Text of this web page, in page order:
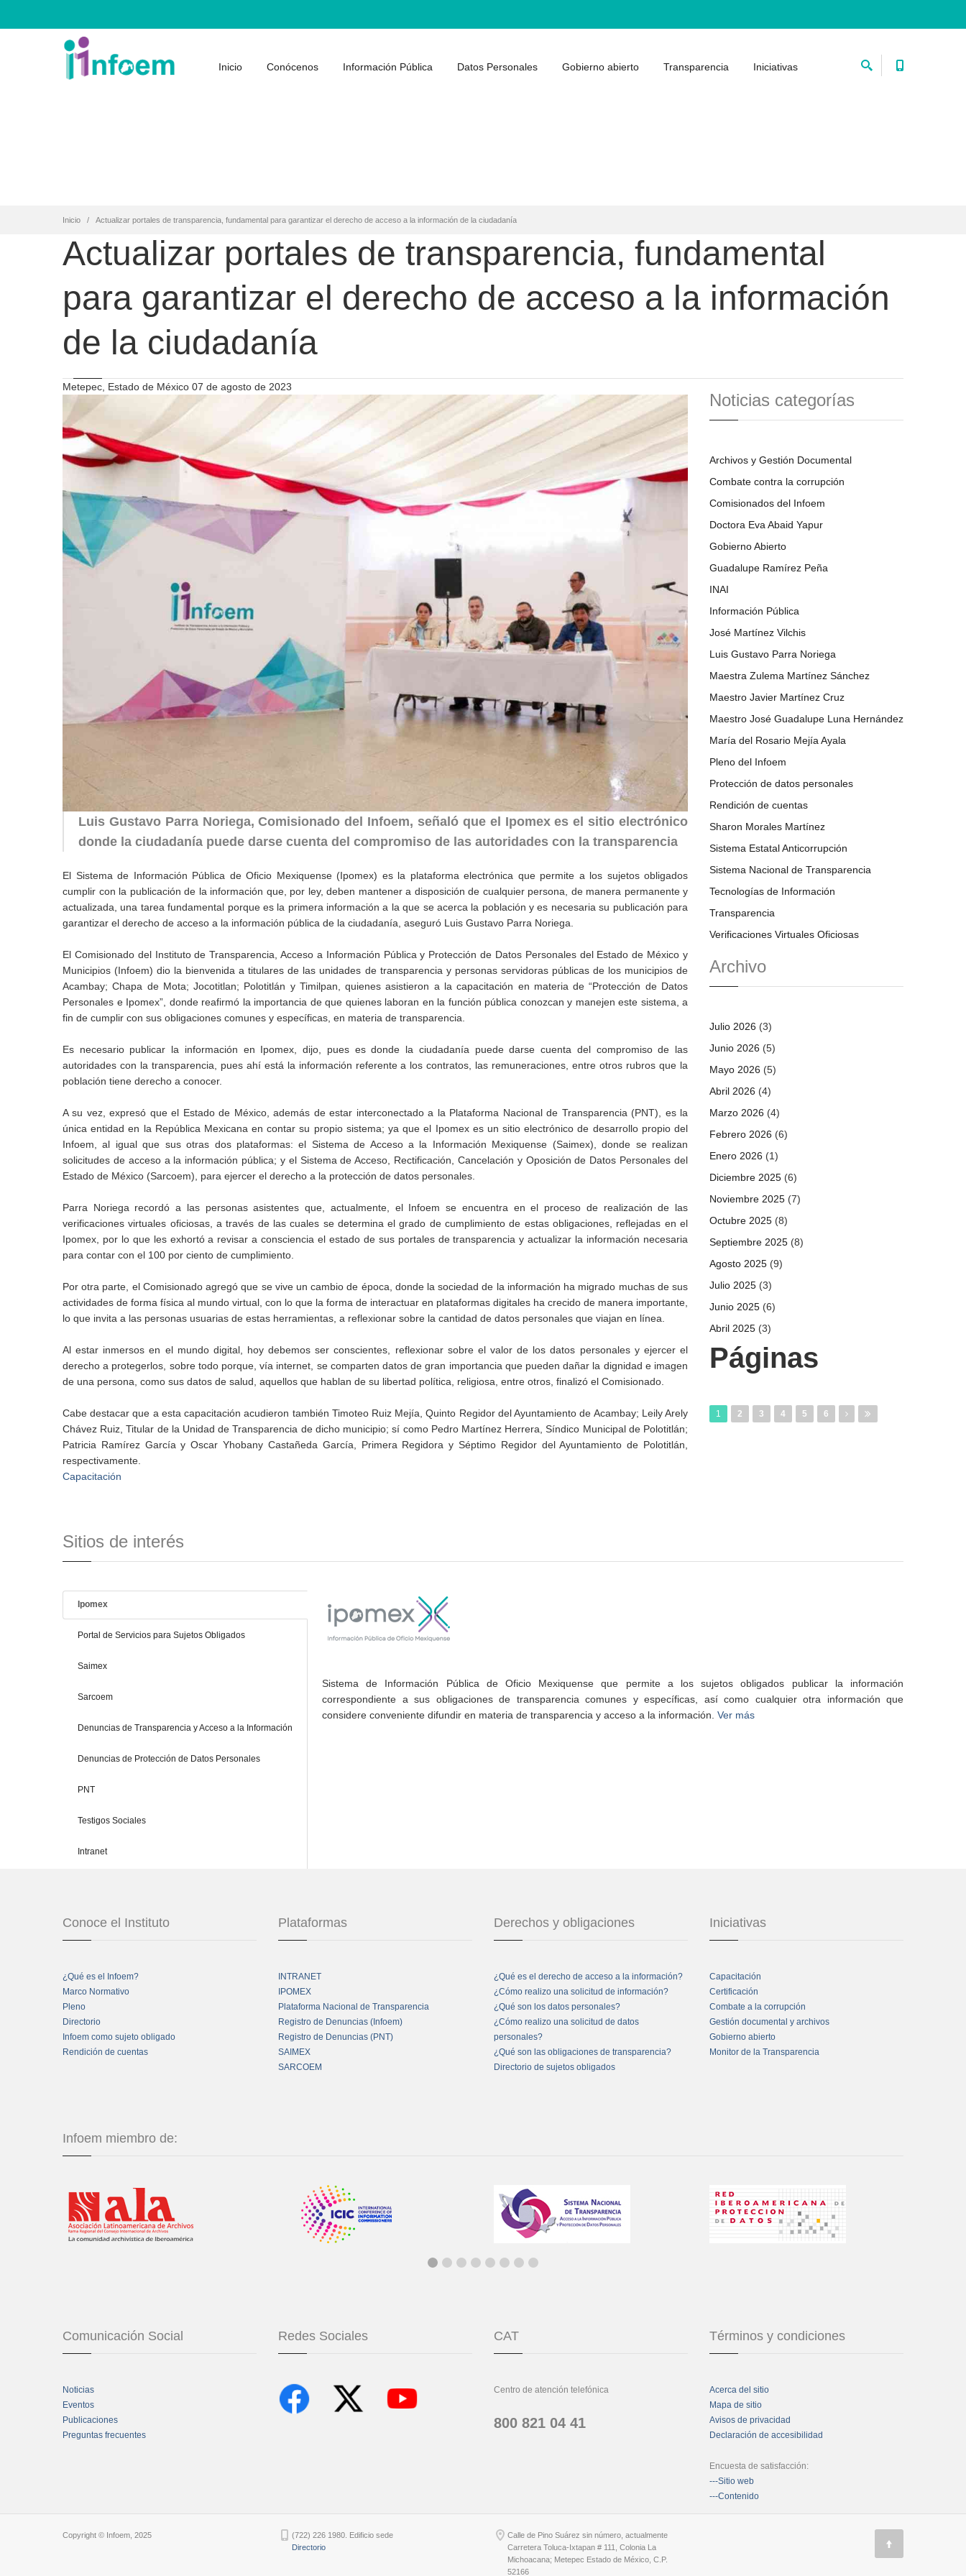
Inicio Conócenos Información Pública Datos Personales Gobierno abierto Transparencia Iniciativas
Inicio Actualizar portales de transparencia, fundamental para garantizar el derecho de acceso a la información de la ciudadanía
Actualizar portales de transparencia, fundamental
para garantizar el derecho de acceso a la información
de la ciudadanía
Metepec, Estado de México 07 de agosto de 2023
Luis Gustavo Parra Noriega, Comisionado del Infoem, señaló que el Ipomex es el sitio electrónico
donde la ciudadanía puede darse cuenta del compromiso de las autoridades con la transparencia
El Sistema de Información Pública de Oficio Mexiquense (Ipomex) es la plataforma electrónica que permite a los sujetos obligados
cumplir con la publicación de la información que, por ley, deben mantener a disposición de cualquier persona, de manera permanente y
actualizada, una tarea fundamental porque es la primera información a la que se acerca la población y es necesaria su publicación para
garantizar el derecho de acceso a la información pública de la ciudadanía, aseguró Luis Gustavo Parra Noriega.
El Comisionado del Instituto de Transparencia, Acceso a Información Pública y Protección de Datos Personales del Estado de México y
Municipios (Infoem) dio la bienvenida a titulares de las unidades de transparencia y personas servidoras públicas de los municipios de
Acambay; Chapa de Mota; Jocotitlan; Polotitlán y Timilpan, quienes asistieron a la capacitación en materia de “Protección de Datos
Personales e Ipomex”, donde reafirmó la importancia de que quienes laboran en la función pública conozcan y manejen este sistema, a
fin de cumplir con sus obligaciones comunes y específicas, en materia de transparencia.
Es necesario publicar la información en Ipomex, dijo, pues es donde la ciudadanía puede darse cuenta del compromiso de las
autoridades con la transparencia, pues ahí está la información referente a los contratos, las remuneraciones, entre otros rubros que la
población tiene derecho a conocer.
A su vez, expresó que el Estado de México, además de estar interconectado a la Plataforma Nacional de Transparencia (PNT), es la
única entidad en la República Mexicana en contar su propio sistema; ya que el Ipomex es un sitio electrónico de desarrollo propio del
Infoem, al igual que sus otras dos plataformas: el Sistema de Acceso a la Información Mexiquense (Saimex), donde se realizan
solicitudes de acceso a la información pública; y el Sistema de Acceso, Rectificación, Cancelación y Oposición de Datos Personales del
Estado de México (Sarcoem), para ejercer el derecho a la protección de datos personales.
Parra Noriega recordó a las personas asistentes que, actualmente, el Infoem se encuentra en el proceso de realización de las
verificaciones virtuales oficiosas, a través de las cuales se determina el grado de cumplimiento de estas obligaciones, reflejadas en el
Ipomex, por lo que les exhortó a revisar a consciencia el estado de sus portales de transparencia y actualizar la información necesaria
para contar con el 100 por ciento de cumplimiento.
Por otra parte, el Comisionado agregó que se vive un cambio de época, donde la sociedad de la información ha migrado muchas de sus
actividades de forma física al mundo virtual, con lo que la forma de interactuar en plataformas digitales ha crecido de manera importante,
lo que invita a las personas usuarias de estas herramientas, a reflexionar sobre la cantidad de datos personales que viajan en línea.
Al estar inmersos en el mundo digital, hoy debemos ser conscientes, reflexionar sobre el valor de los datos personales y ejercer el
derecho a protegerlos, sobre todo porque, vía internet, se comparten datos de gran importancia que pueden dañar la dignidad e imagen
de una persona, como sus datos de salud, aquellos que hablan de su libertad política, religiosa, entre otros, finalizó el Comisionado.
Cabe destacar que a esta capacitación acudieron también Timoteo Ruiz Mejía, Quinto Regidor del Ayuntamiento de Acambay; Leily Arely
Chávez Ruiz, Titular de la Unidad de Transparencia de dicho municipio; sí como Pedro Martínez Herrera, Síndico Municipal de Polotitlán;
Patricia Ramírez García y Oscar Yhobany Castañeda García, Primera Regidora y Séptimo Regidor del Ayuntamiento de Polotitlán,
respectivamente.
Capacitación
Noticias categorías
Archivos y Gestión Documental
Combate contra la corrupción
Comisionados del Infoem
Doctora Eva Abaid Yapur
Gobierno Abierto
Guadalupe Ramírez Peña
INAI
Información Pública
José Martínez Vilchis
Luis Gustavo Parra Noriega
Maestra Zulema Martínez Sánchez
Maestro Javier Martínez Cruz
Maestro José Guadalupe Luna Hernández
María del Rosario Mejía Ayala
Pleno del Infoem
Protección de datos personales
Rendición de cuentas
Sharon Morales Martínez
Sistema Estatal Anticorrupción
Sistema Nacional de Transparencia
Tecnologías de Información
Transparencia
Verificaciones Virtuales Oficiosas
Archivo
Julio 2026 (3)
Junio 2026 (5)
Mayo 2026 (5)
Abril 2026 (4)
Marzo 2026 (4)
Febrero 2026 (6)
Enero 2026 (1)
Diciembre 2025 (6)
Noviembre 2025 (7)
Octubre 2025 (8)
Septiembre 2025 (8)
Agosto 2025 (9)
Julio 2025 (3)
Junio 2025 (6)
Abril 2025 (3)
Páginas
1 2 3 4 5 6
Sitios de interés
Ipomex
Portal de Servicios para Sujetos Obligados
Saimex
Sarcoem
Denuncias de Transparencia y Acceso a la Información
Denuncias de Protección de Datos Personales
PNT
Testigos Sociales
Intranet
Sistema de Información Pública de Oficio Mexiquense que permite a los sujetos obligados publicar la información
correspondiente a sus obligaciones de transparencia comunes y específicas, así como cualquier otra información que
considere conveniente difundir en materia de transparencia y acceso a la información. Ver más
Conoce el Instituto
¿Qué es el Infoem?
Marco Normativo
Pleno
Directorio
Infoem como sujeto obligado
Rendición de cuentas
Plataformas
INTRANET
IPOMEX
Plataforma Nacional de Transparencia
Registro de Denuncias (Infoem)
Registro de Denuncias (PNT)
SAIMEX
SARCOEM
Derechos y obligaciones
¿Qué es el derecho de acceso a la información?
¿Cómo realizo una solicitud de información?
¿Qué son los datos personales?
¿Cómo realizo una solicitud de datos
personales?
¿Qué son las obligaciones de transparencia?
Directorio de sujetos obligados
Iniciativas
Capacitación
Certificación
Combate a la corrupción
Gestión documental y archivos
Gobierno abierto
Monitor de la Transparencia
Infoem miembro de:
Comunicación Social
Noticias
Eventos
Publicaciones
Preguntas frecuentes
Redes Sociales CAT
Centro de atención telefónica
800 821 04 41
Términos y condiciones
Acerca del sitio
Mapa de sitio
Avisos de privacidad
Declaración de accesibilidad
Encuesta de satisfacción:
---Sitio web
---Contenido
Copyright © Infoem, 2025
(722) 226 1980. Edificio sede
Directorio
Calle de Pino Suárez sin número, actualmente
Carretera Toluca-Ixtapan # 111, Colonia La
Michoacana; Metepec Estado de México, C.P.
52166